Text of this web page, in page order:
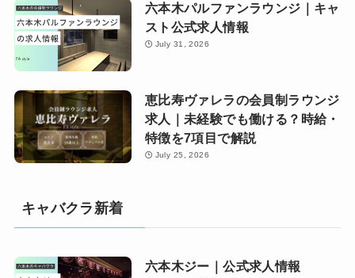
六本木パルファンラウンジ｜キャ
スト公式求人情報
July 31, 2026
恵比寿ヴァレラの会員制ラウンジ
求人｜未経験でも働ける？時給・
特徴を7項目で解説
July 25, 2026
キャバクラ新着
六本木ジー｜公式求人情報